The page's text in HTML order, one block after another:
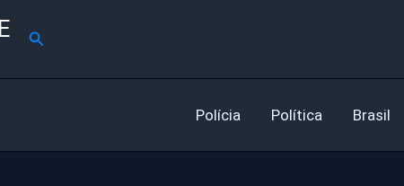
Pesquisar
Polícia Política Brasil